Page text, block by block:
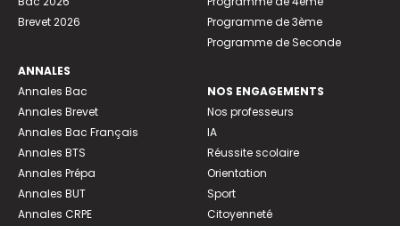
Brevet 2026
ANNALES
Annales Bac
Annales Brevet
Annales Bac Français
Annales BTS
Annales Prépa
Annales BUT
Annales CRPE
Programme de 3ème
Programme de Seconde
NOS ENGAGEMENTS
Nos professeurs
IA
Réussite scolaire
Orientation
Sport
Citoyenneté